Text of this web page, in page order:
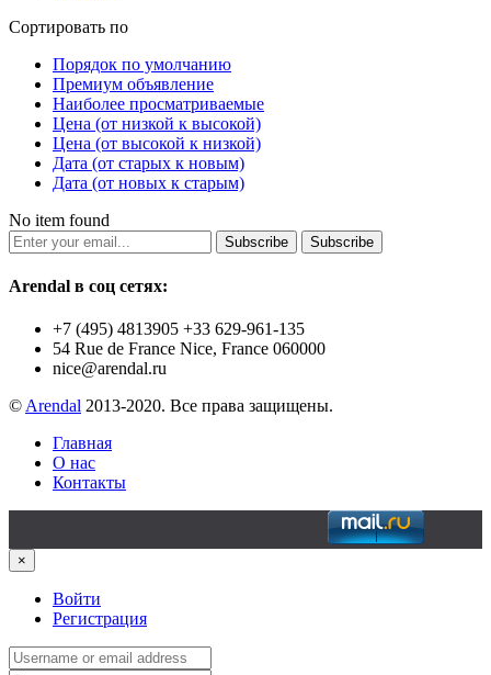
Сортировать по
Порядок по умолчанию
Премиум объявление
Наиболее просматриваемые
Цена (от низкой к высокой)
Цена (от высокой к низкой)
Дата (от старых к новым)
Дата (от новых к старым)
No item found
Subscribe Subscribe
Arendal в соц сетях:
+7 (495) 4813905 +33 629-961-135
54 Rue de France Nice, France 060000
nice@arendal.ru
©Arendal 2013-2020. Все права защищены.
Главная
О нас
Контакты
×
Войти
Регистрация